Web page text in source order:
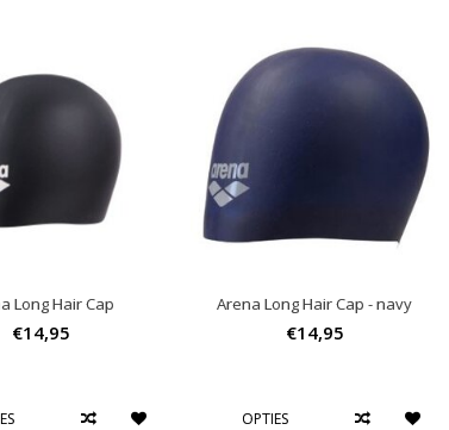
Long Hair Cap
€14,95
Arena Long Hair Cap - navy
€14,95
OPTIES